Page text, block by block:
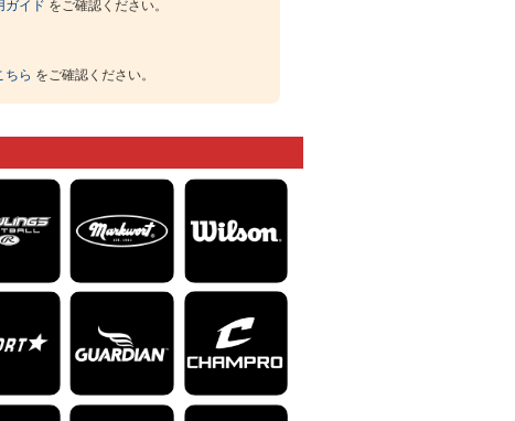
ガイド をご確認ください。
ちら をご確認ください。